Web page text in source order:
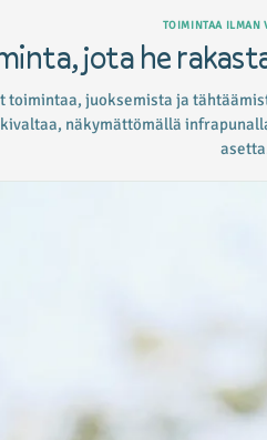
TOIMINTAA ILMAN
jota he
toimintaa, juoksemista ja
näkymättömällä